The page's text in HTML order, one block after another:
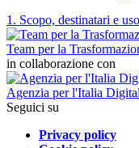
1. Scopo, destinatari e
Team per la
in collaborazione con
Agenzia per l'Italia
Seguici su
Privacy policy